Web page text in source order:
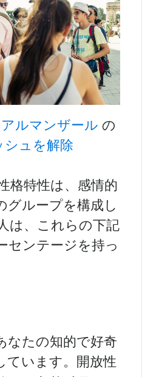
ルマンザール の
シュを解除
格特性は、感情的
グループを構成し
は、これらの下記
センテージを持っ
なたの知的で好奇
ています。開放性